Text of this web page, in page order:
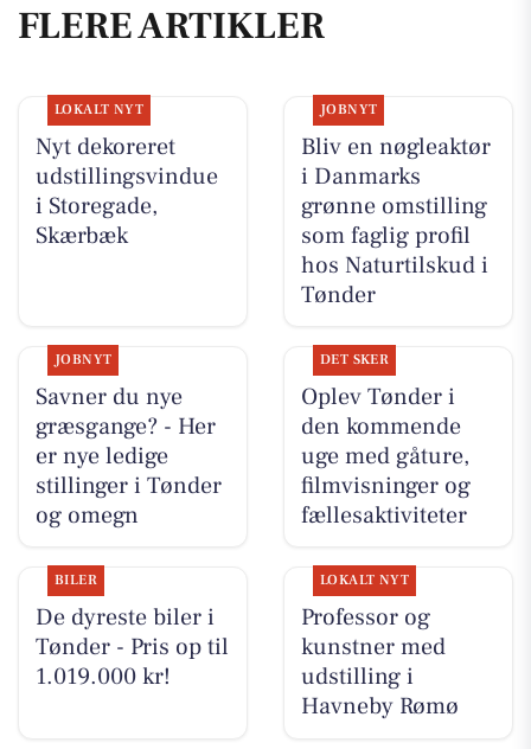
FLERE ARTIKLER
LOKALT NYT
Nyt dekoreret
udstillingsvindue
i Storegade,
Skærbæk
JOBNYT
Bliv en nøgleaktør
i Danmarks
grønne omstilling
som faglig profil
hos Naturtilskud i
Tønder
JOBNYT
Savner du nye
græsgange? - Her
er nye ledige
stillinger i Tønder
og omegn
DET SKER
Oplev Tønder i
den kommende
uge med gåture,
filmvisninger og
fællesaktiviteter
BILER
De dyreste biler i
Tønder - Pris op til
1.019.000 kr!
LOKALT NYT
Professor og
kunstner med
udstilling i
Havneby Rømø